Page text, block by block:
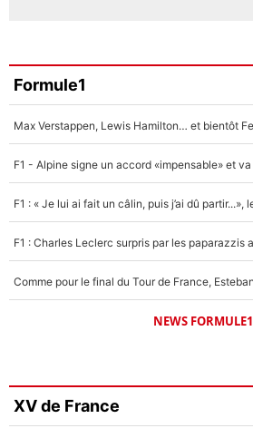
Formule1
NEWS FORMULE1
XV de France